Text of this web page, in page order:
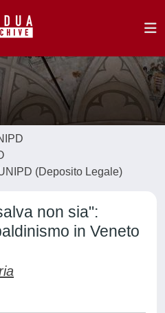
(Deposito Legale)
non sia":
in Veneto